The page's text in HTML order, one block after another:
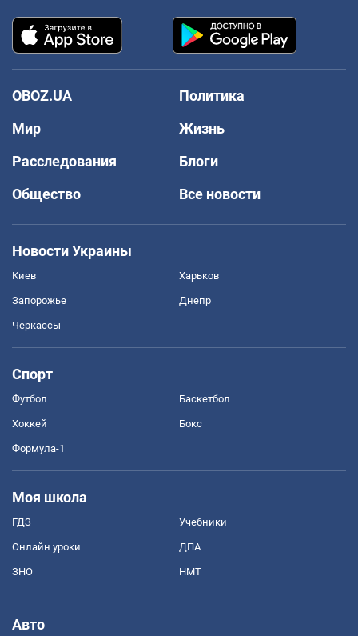
OBOZ.UA
Политика
Мир
Жизнь
Расследования
Блоги
Общество
Все новости
Новости Украины
Киев Харьков
Запорожье Днепр
Черкассы
Спорт
Футбол Баскетбол
Хоккей Бокс
Формула-1
Моя школа
ГДЗ Учебники
Онлайн уроки ДПА
ЗНО НМТ
Авто